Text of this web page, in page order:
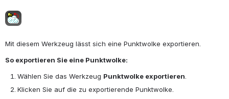
Open
Mit diesem Werkzeug lässt sich eine Punktwolke exportieren.
So exportieren Sie eine Punktwolke:
Wählen Sie das Werkzeug Punktwolke exportieren
Klicken Sie auf die zu exportierende Punktwolke.